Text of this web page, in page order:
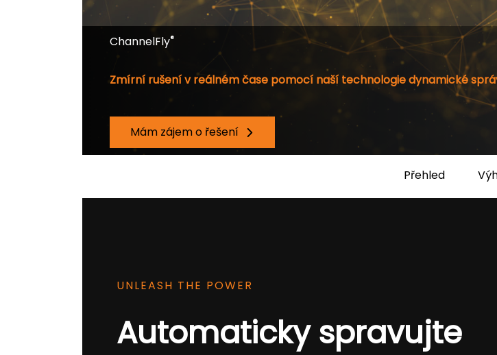
ChannelFly®
Zmírní rušení v reálném čase pomocí naší technologie dynamické
Mám zájem o řešení
Přehled
UNLEASH THE POWER
Automaticky spravujte